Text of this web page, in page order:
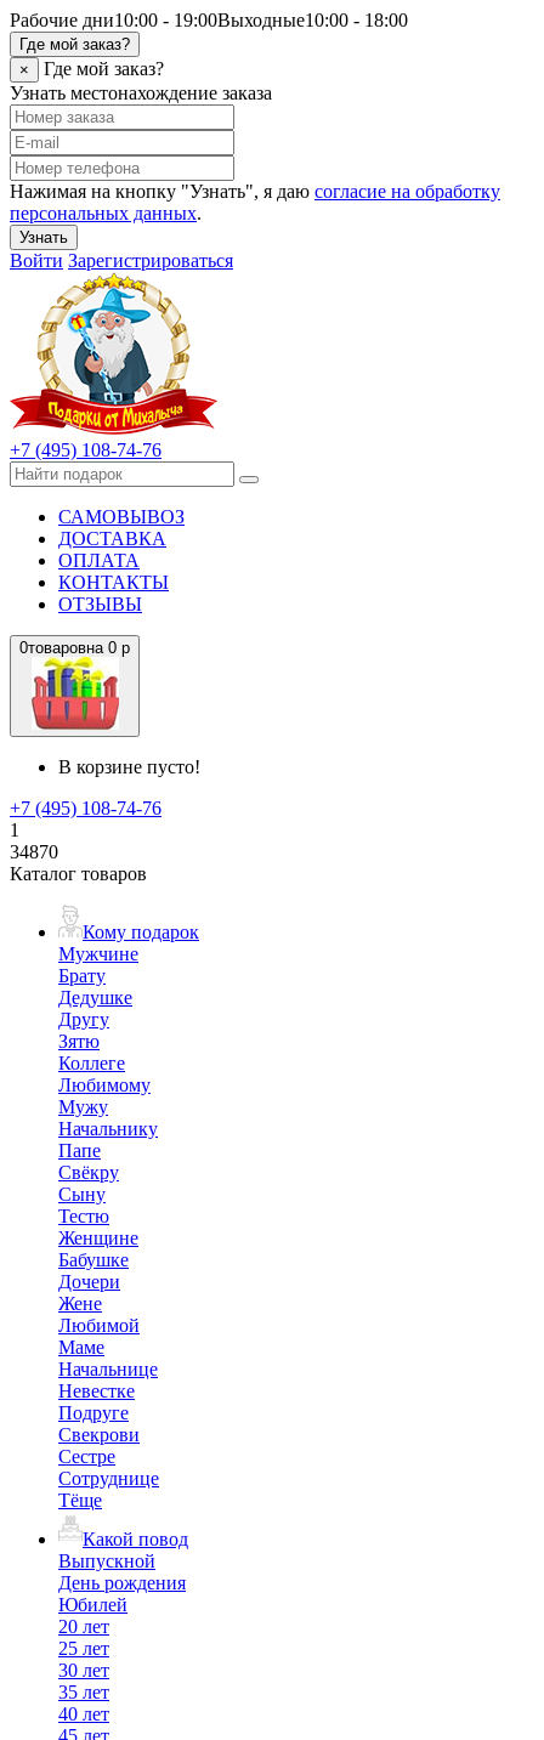
Рабочие дни10:00 - 19:00Выходные10:00 - 18:00
Где мой заказ?
×
Где мой заказ?
Узнать местонахождение заказа
Нажимая на кнопку "Узнать", я даю согласие на обработку
персональных данных.
Узнать
Войти Зарегистрироваться
+7 (495) 108-74-76
САМОВЫВОЗ
ДОСТАВКА
ОПЛАТА
КОНТАКТЫ
ОТЗЫВЫ
0товаровна 0 р
В корзине пусто!
+7 (495) 108-74-76
1
34870
Каталог товаров
Кому подарок
Мужчине
Брату
Дедушке
Другу
Зятю
Коллеге
Любимому
Мужу
Начальнику
Папе
Свёкру
Сыну
Тестю
Женщине
Бабушке
Дочери
Жене
Любимой
Маме
Начальнице
Невестке
Подруге
Свекрови
Сестре
Сотруднице
Тёще
Какой повод
Выпускной
День рождения
Юбилей
20 лет
25 лет
30 лет
35 лет
40 лет
45 лет